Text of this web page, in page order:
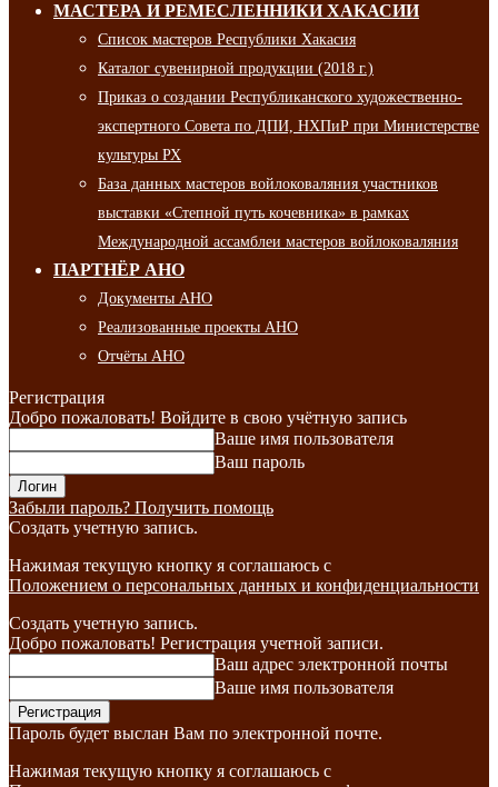
МАСТЕРА И РЕМЕСЛЕННИКИ ХАКАСИИ
Список мастеров Республики Хакасия
Каталог сувенирной продукции (2018 г.)
Приказ о создании Республиканского художественно-
экспертного Совета по ДПИ, НХПиР при Министерстве
культуры РХ
База данных мастеров войлоковаляния участников
выставки «Степной путь кочевника» в рамках
Международной ассамблеи мастеров войлоковаляния
ПАРТНЁР АНО
Документы АНО
Реализованные проекты АНО
Отчёты АНО
Регистрация
Добро пожаловать! Войдите в свою учётную запись
Ваше имя пользователя
Ваш пароль
Забыли пароль? Получить помощь
Создать учетную запись.
Нажимая текущую кнопку я соглашаюсь с
Положением о персональных данных и конфиденциальности
Создать учетную запись.
Добро пожаловать! Регистрация учетной записи.
Ваш адрес электронной почты
Ваше имя пользователя
Пароль будет выслан Вам по электронной почте.
Нажимая текущую кнопку я соглашаюсь с